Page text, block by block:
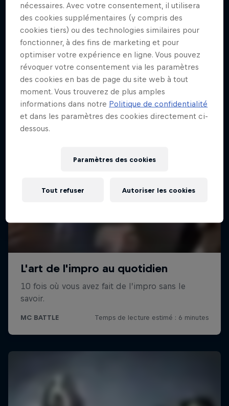
Tout le monde sait parler, certains savent rimer,
seuls les meilleurs savent improviser.
nécessaires. Avec votre consentement, il utilisera
des cookies supplémentaires (y compris des
cookies tiers) ou des technologies similaires pour
fonctionner, à des fins de marketing et pour
optimiser votre expérience en ligne. Vous pouvez
révoquer votre consentement via les paramètres
des cookies en bas de page du site web à tout
moment. Vous trouverez de plus amples
informations dans notre Politique de confidentialité
et dans les paramètres des cookies directement ci-
dessous.
Paramètres des cookies
Tout refuser Autoriser les cookies